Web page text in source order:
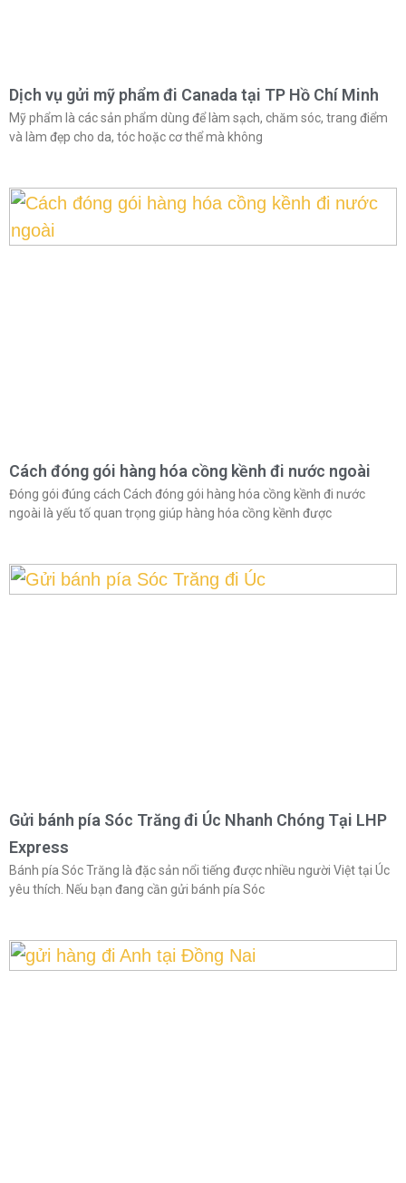
Dịch vụ gửi mỹ phẩm đi Canada tại TP Hồ Chí Minh
Mỹ phẩm là các sản phẩm dùng để làm sạch, chăm sóc, trang điểm
và làm đẹp cho da, tóc hoặc cơ thể mà không
Cách đóng gói hàng hóa cồng kềnh đi nước ngoài
Đóng gói đúng cách Cách đóng gói hàng hóa cồng kềnh đi nước
ngoài là yếu tố quan trọng giúp hàng hóa cồng kềnh được
Gửi bánh pía Sóc Trăng đi Úc Nhanh Chóng Tại LHP
Express
Bánh pía Sóc Trăng là đặc sản nổi tiếng được nhiều người Việt tại Úc
yêu thích. Nếu bạn đang cần gửi bánh pía Sóc